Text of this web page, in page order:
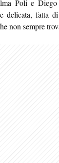
Poli e
delicata, fatta
non sempre